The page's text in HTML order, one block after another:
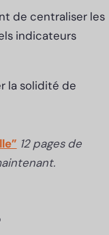
de centraliser les
indicateurs
la solidité de
12 pages de